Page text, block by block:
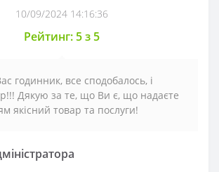
10/09/2024 14:16:36
Рейтинг: 5 з 5
годинник, все сподобалось, і
Дякую за те, що Ви є, що надаєте
якісний товар та послуги!